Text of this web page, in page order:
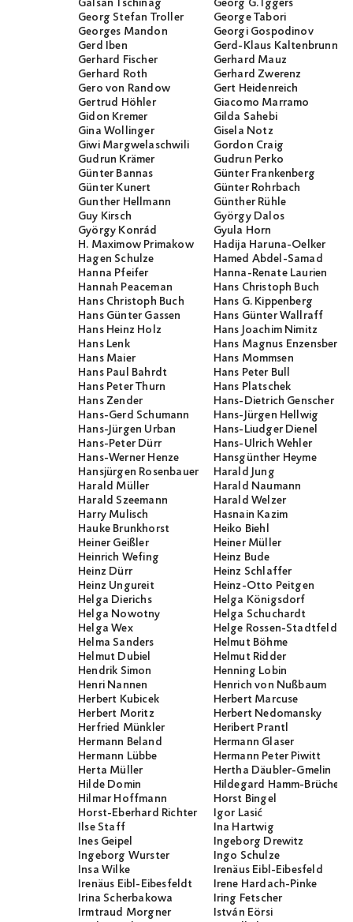
Galsan Tschinag
Georg G. Iggers
Georg Stefan Troller
George Tabori
Georges Mandon
Georgi Gospodinov
Gerd Iben
Gerd-Klaus Kaltenbrunner
Gerhard Fischer
Gerhard Mauz
Gerhard Roth
Gerhard Zwerenz
Gero von Randow
Gert Heidenreich
Gertrud Höhler
Giacomo Marramo
Gidon Kremer
Gilda Sahebi
Gina Wollinger
Gisela Notz
Giwi Margwelaschwili
Gordon Craig
Gudrun Krämer
Gudrun Perko
Günter Bannas
Günter Frankenberg
Günter Kunert
Günter Rohrbach
Gunther Hellmann
Günther Rühle
Guy Kirsch
György Dalos
György Konrád
Gyula Horn
H. Maximow Primakow
Hadija Haruna-Oelker
Hagen Schulze
Hamed Abdel-Samad
Hanna Pfeifer
Hanna-Renate Laurien
Hannah Peaceman
Hans Christoph Buch
Hans Christoph Buch
Hans G. Kippenberg
Hans Günter Gassen
Hans Günter Wallraff
Hans Heinz Holz
Hans Joachim Nimitz
Hans Lenk
Hans Magnus
Hans Maier
Hans Mommsen
Hans Paul Bahrdt
Hans Peter Bull
Hans Peter Thurn
Hans Platschek
Hans Zender
Hans-Dietrich Genscher
Hans-Gerd Schumann
Hans-Jürgen Hellwig
Hans-Jürgen Urban
Hans-Liudger Dienel
Hans-Peter Dürr
Hans-Ulrich Wehler
Hans-Werner Henze
Hansgünther Heyme
Hansjürgen Rosenbauer
Harald Jung
Harald Müller
Harald Naumann
Harald Szeemann
Harald Welzer
Harry Mulisch
Hasnain Kazim
Hauke Brunkhorst
Heiko Biehl
Heiner Geißler
Heiner Müller
Heinrich Wefing
Heinz Bude
Heinz Dürr
Heinz Schlaffer
Heinz Ungureit
Heinz-Otto Peitgen
Helga Dierichs
Helga Königsdorf
Helga Nowotny
Helga Schuchardt
Helga Wex
Helge Rossen-Stadtfeld
Helma Sanders
Helmut Böhme
Helmut Dubiel
Helmut Ridder
Hendrik Simon
Henning Lobin
Henri Nannen
Henrich von Nußbaum
Herbert Kubicek
Herbert Marcuse
Herbert Moritz
Herbert Nedomansky
Herfried Münkler
Heribert Prantl
Hermann Beland
Hermann Glaser
Hermann Lübbe
Hermann Peter Piwitt
Herta Müller
Hertha Däubler-Gmelin
Hilde Domin
Hildegard Hamm-Brücher
Hilmar Hoffmann
Horst Bingel
Horst-Eberhard Richter
Igor Lasić
Ilse Staff
Ina Hartwig
Ines Geipel
Ingeborg Drewitz
Ingeborg Wurster
Ingo Schulze
Insa Wilke
Irenäus Eibl-Eibesfeld
Irenäus Eibl-Eibesfeldt
Irene Hardach-Pinke
Irina Scherbakowa
Iring Fetscher
Irmtraud Morgner
István Eörsi